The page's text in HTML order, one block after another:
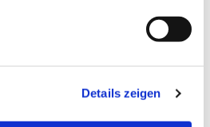
Details zeigen